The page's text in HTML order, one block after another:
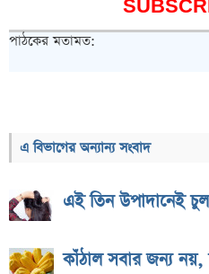
পাঠকের মতামত:
এ বিভাগের অন্যান্য সংবাদ
এই তিন উপাদানেই
কাঁঠাল সবার জন্য নয়,